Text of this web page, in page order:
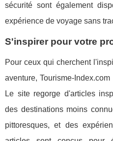
sécurité sont également
expérience de voyage sans
S'inspirer pour votre
Pour ceux qui cherchent
aventure, Tourisme-
Le site regorge d'articles
des destinations moins
pittoresques, et des